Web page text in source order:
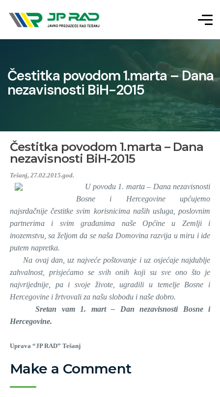
Čestitka povodom 1.marta – Dana
nezavisnosti BiH-2015
Čestitka povodom 1.marta – Dana
nezavisnosti BiH-2015
Tešanj, 27.02.2015.god.
U povodu 1. marta – Dana nezavisnosti
Bosne i Hercegovine upćujemo
najsrdačnije čestitke svim korisnicima naših usluga, poslovnim
partnerima i svim građanima naše Općine u Zemlji i
inozemstvu, sa željom da se naša Domovina razvija u miru i ide
putem napretka.
Na ovaj dan, uz najveće poštovanje i uz osjećaje najdublje
zahvalnost, prisjećamo se svih onih koji su sve ono što je
najvrijednije, pa i svoje živote, ugradili u temelje Bosne i
Hercegovine i žrtvovali za našu slobodu i naše dobro.
Sretan vam 1. mart – Dan nezavisnosti Bosne i
Hercegovine.
Uprava “JP RAD” Tešanj
Make a Comment